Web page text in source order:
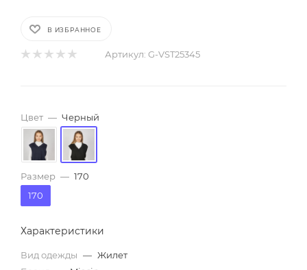
В ИЗБРАННОЕ
Артикул: G-VST25345
Цвет — Черный
Размер — 170
170
Характеристики
Вид одежды — Жилет